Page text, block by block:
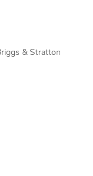
& Stratton